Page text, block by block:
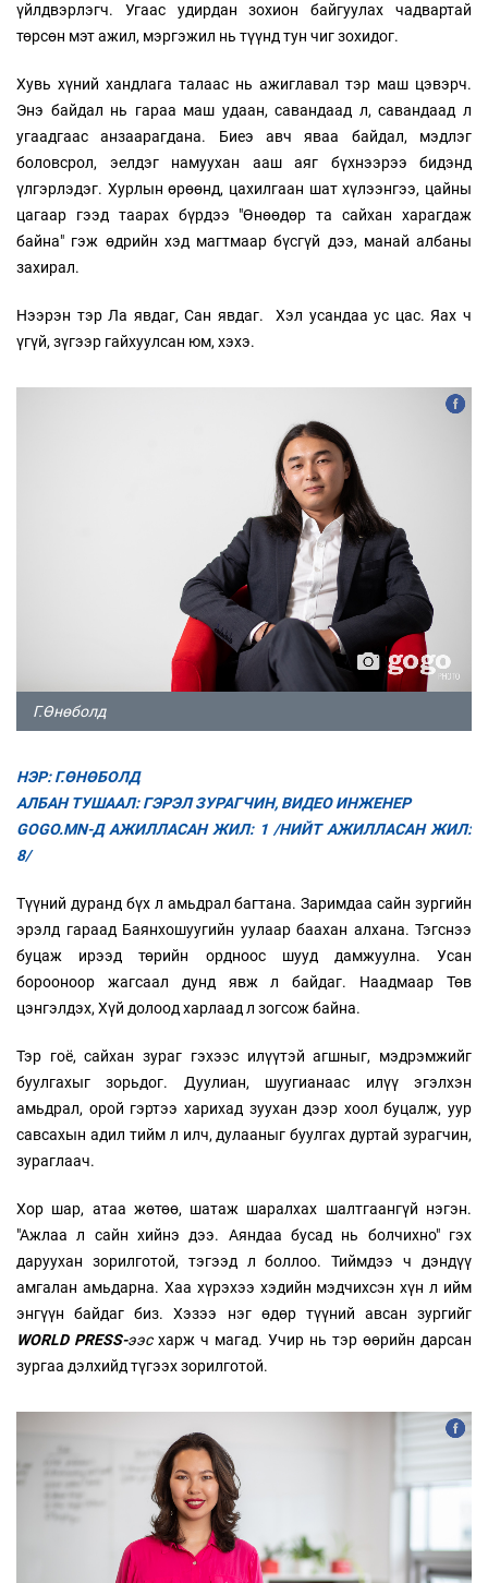
үйлдвэрлэгч. Угаас удирдан зохион байгуулах чадвартай
төрсөн мэт ажил, мэргэжил нь түүнд тун чиг зохидог.
Хувь хүний хандлага талаас нь ажиглавал тэр маш цэвэрч.
Энэ байдал нь гараа маш удаан, савандаад л, савандаад л
угаадгаас анзаарагдана. Биеэ авч яваа байдал, мэдлэг
боловсрол, эелдэг намуухан ааш аяг бүхнээрээ бидэнд
үлгэрлэдэг. Хурлын өрөөнд, цахилгаан шат хүлээнгээ, цайны
цагаар гээд таарах бүрдээ "Өнөөдөр та сайхан харагдаж
байна" гэж өдрийн хэд магтмаар бүсгүй дээ, манай албаны
захирал.
Нээрэн тэр Ла явдаг, Сан явдаг. Хэл усандаа ус цас. Яах ч
үгүй, зүгээр гайхуулсан юм, хэхэ.
Г.Өнөболд
НЭР: Г.ӨНӨБОЛД
АЛБАН ТУШААЛ: ГЭРЭЛ ЗУРАГЧИН, ВИДЕО ИНЖЕНЕР
GOGO.MN-Д АЖИЛЛАСАН ЖИЛ: 1 /НИЙТ АЖИЛЛАСАН ЖИЛ:
8/
Түүний дуранд бүх л амьдрал багтана. Заримдаа сайн зургийн
эрэлд гараад Баянхошуугийн уулаар баахан алхана. Тэгснээ
буцаж ирээд төрийн ордноос шууд дамжуулна. Усан
борооноор жагсаал дунд явж л байдаг. Наадмаар Төв
цэнгэлдэх, Хүй долоод харлаад л зогсож байна.
Тэр гоё, сайхан зураг гэхээс илүүтэй агшныг, мэдрэмжийг
буулгахыг зорьдог. Дуулиан, шуугианаас илүү эгэлхэн
амьдрал, орой гэртээ харихад зуухан дээр хоол буцалж, уур
савсахын адил тийм л илч, дулааныг буулгах дуртай зурагчин,
зураглаач.
Хор шар, атаа жөтөө, шатаж шаралхах шалтгаангүй нэгэн.
"Ажлаа л сайн хийнэ дээ. Аяндаа бусад нь болчихно" гэх
даруухан зорилготой, тэгээд л боллоо. Тиймдээ ч дэндүү
амгалан амьдарна. Хаа хүрэхээ хэдийн мэдчихсэн хүн л ийм
энгүүн байдаг биз. Хэзээ нэг өдөр түүний авсан зургийг
WORLD PRESS-ээсхарж ч магад. Учир нь тэр өөрийн дарсан
зургаа дэлхийд түгээх зорилготой.